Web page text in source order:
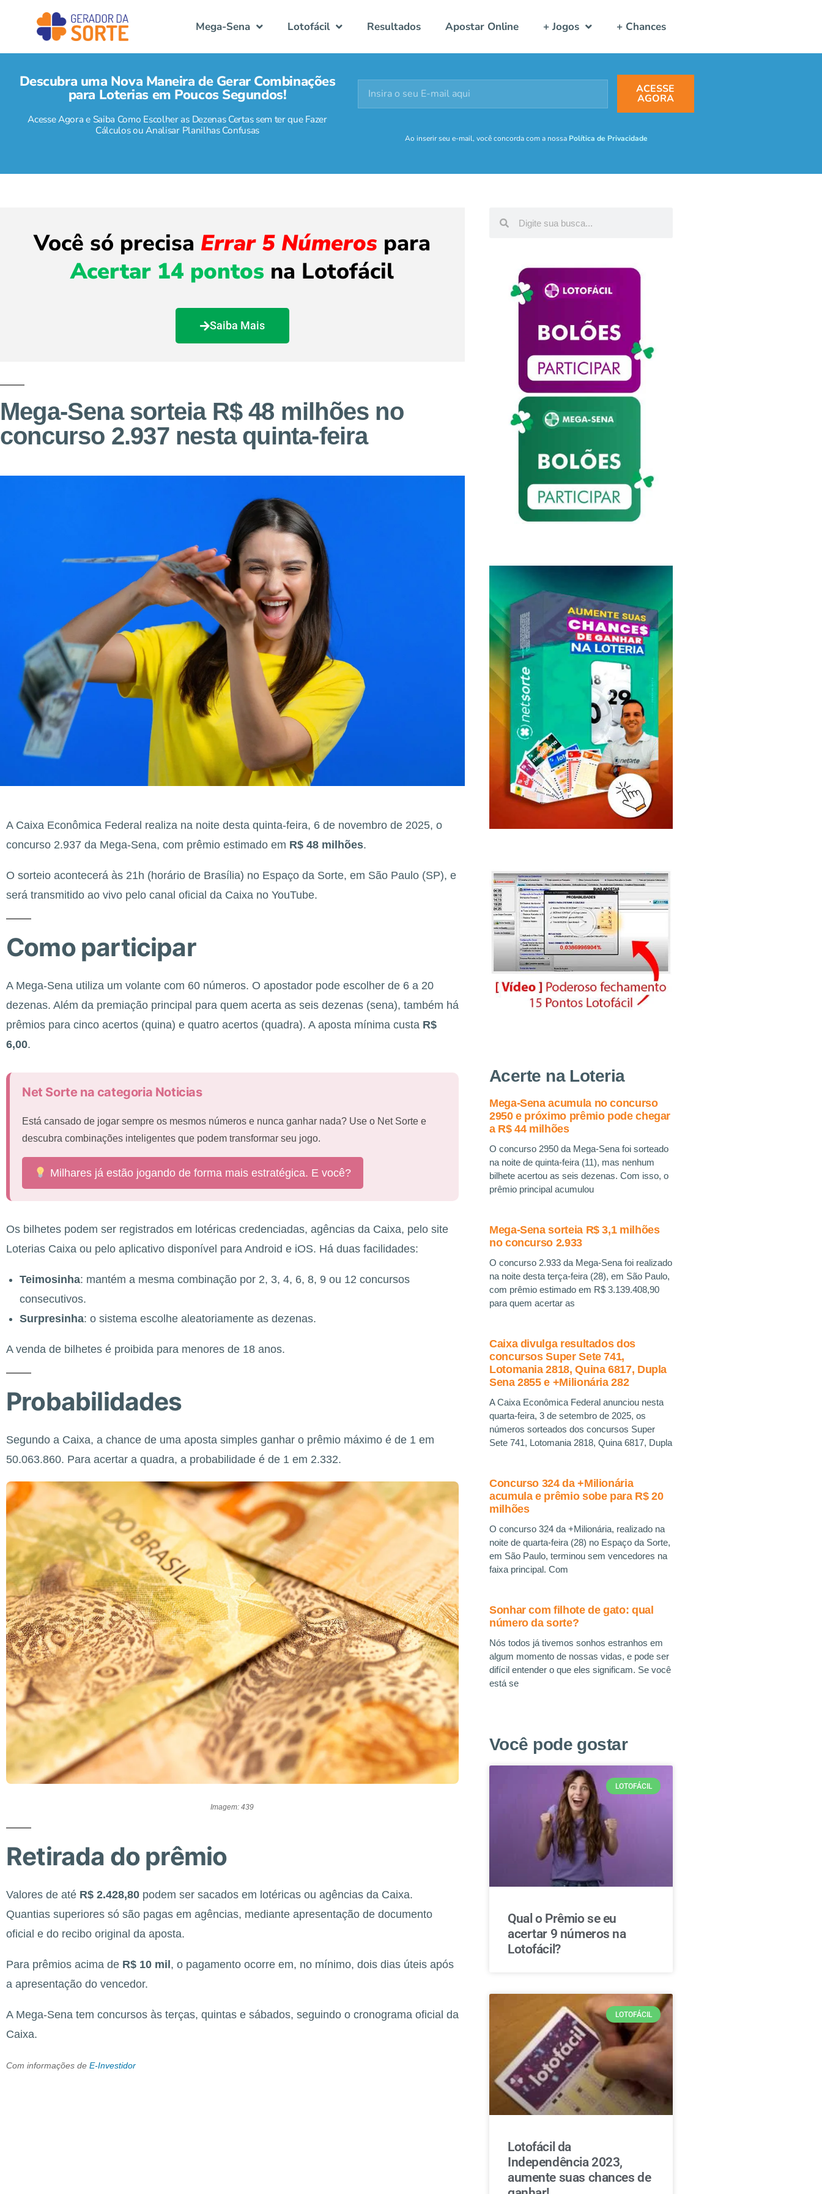
Mega-Sena Lotofácil Resultados Apostar Online + Jogos + Chances
Descubra uma Nova Maneira de Gerar Combinações
para Loterias em Poucos Segundos!
Acesse Agora e Saiba Como Escolher as Dezenas Certas sem ter que Fazer
Cálculos ou Analisar Planilhas Confusas
ACESSE
AGORA
Ao inserir seu e-mail, você concorda com a nossa Política de Privacidade
Você só precisa Errar 5 Números para
Acertar 14 pontos na Lotofácil
Saiba Mais
Mega-Sena sorteia R$ 48 milhões no
concurso 2.937 nesta quinta-feira
A Caixa Econômica Federal realiza na noite desta quinta-feira, 6 de novembro de 2025, o
concurso 2.937 da Mega-Sena, com prêmio estimado em R$ 48 milhões.
O sorteio acontecerá às 21h (horário de Brasília) no Espaço da Sorte, em São Paulo (SP), e
será transmitido ao vivo pelo canal oficial da Caixa no YouTube.
Como participar
A Mega-Sena utiliza um volante com 60 números. O apostador pode escolher de 6 a 20
dezenas. Além da premiação principal para quem acerta as seis dezenas (sena), também há
prêmios para cinco acertos (quina) e quatro acertos (quadra). A aposta mínima custa R$
6,00.
Net Sorte na categoria Noticias
Está cansado de jogar sempre os mesmos números e nunca ganhar nada? Use o Net Sorte e
descubra combinações inteligentes que podem transformar seu jogo.
Milhares já estão jogando de forma mais estratégica. E você?
Os bilhetes podem ser registrados em lotéricas credenciadas, agências da Caixa, pelo site
Loterias Caixa ou pelo aplicativo disponível para Android e iOS. Há duas facilidades:
Teimosinha: mantém a mesma combinação por 2, 3, 4, 6, 8, 9 ou 12 concursos
consecutivos.
Surpresinha: o sistema escolhe aleatoriamente as dezenas.
A venda de bilhetes é proibida para menores de 18 anos.
Probabilidades
Segundo a Caixa, a chance de uma aposta simples ganhar o prêmio máximo é de 1 em
50.063.860. Para acertar a quadra, a probabilidade é de 1 em 2.332.
Imagem: 439
Retirada do prêmio
Valores de até R$ 2.428,80 podem ser sacados em lotéricas ou agências da Caixa.
Quantias superiores só são pagas em agências, mediante apresentação de documento
oficial e do recibo original da aposta.
Para prêmios acima de R$ 10 mil, o pagamento ocorre em, no mínimo, dois dias úteis após
a apresentação do vencedor.
A Mega-Sena tem concursos às terças, quintas e sábados, seguindo o cronograma oficial da
Caixa.
Com informações de E-Investidor
Acerte na Loteria
Mega-Sena acumula no concurso
2950 e próximo prêmio pode chegar
a R$ 44 milhões
O concurso 2950 da Mega-Sena foi sorteado
na noite de quinta-feira (11), mas nenhum
bilhete acertou as seis dezenas. Com isso, o
prêmio principal acumulou
Mega-Sena sorteia R$ 3,1 milhões
no concurso 2.933
O concurso 2.933 da Mega-Sena foi realizado
na noite desta terça-feira (28), em São Paulo,
com prêmio estimado em R$ 3.139.408,90
para quem acertar as
Caixa divulga resultados dos
concursos Super Sete 741,
Lotomania 2818, Quina 6817, Dupla
Sena 2855 e +Milionária 282
A Caixa Econômica Federal anunciou nesta
quarta-feira, 3 de setembro de 2025, os
números sorteados dos concursos Super
Sete 741, Lotomania 2818, Quina 6817, Dupla
Concurso 324 da +Milionária
acumula e prêmio sobe para R$ 20
milhões
O concurso 324 da +Milionária, realizado na
noite de quarta-feira (28) no Espaço da Sorte,
em São Paulo, terminou sem vencedores na
faixa principal. Com
Sonhar com filhote de gato: qual
número da sorte?
Nós todos já tivemos sonhos estranhos em
algum momento de nossas vidas, e pode ser
difícil entender o que eles significam. Se você
está se
Você pode gostar
LOTOFÁCIL
Qual o Prêmio se eu
acertar 9 números na
Lotofácil?
LOTOFÁCIL
Lotofácil da
Independência 2023,
aumente suas chances de